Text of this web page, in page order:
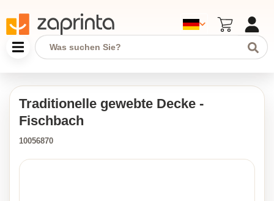
Traditionelle gewebte Decke -
Fischbach
10056870